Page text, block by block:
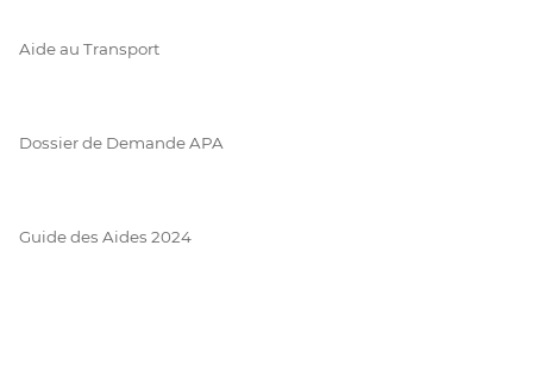
Aide au Transport
Dossier de Demande APA
Guide des Aides 2024